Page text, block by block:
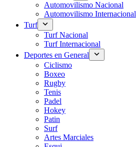
Automovilismo Nacional
Automovilismo Internacional
Turf
Turf Nacional
Turf Internacional
Deportes en General
Ciclismo
Boxeo
Rugby
Tenis
Padel
Hokey
Patin
Surf
Artes Marciales